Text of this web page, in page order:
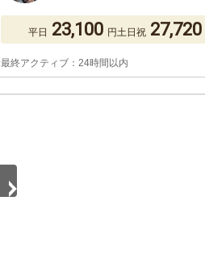
平日 23,100 円土日祝 27,720
最終アクティブ：24時間以内